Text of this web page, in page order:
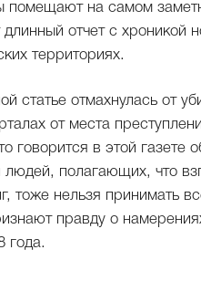
помещают на самом
отчет с хроникой
территориях.
статье отмахнулась от
от места
говорится в этой
полагающих, что
тоже нельзя принимать
правду о
года.